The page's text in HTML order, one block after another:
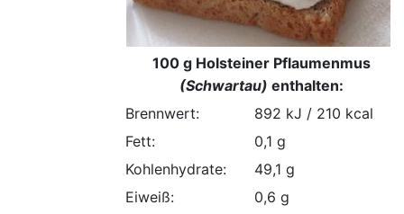
100 g Holsteiner Pflaumenmus
(Schwartau) enthalten:
Brennwert:
892 kJ / 210 kcal
Fett:
0,1 g
Kohlenhydrate:
49,1 g
Eiweiß:
0,6 g